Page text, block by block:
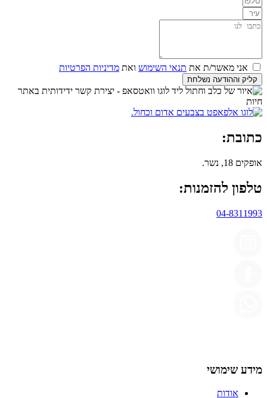
אני מאשר/ת את תנאי השימוש ואת מדיניות הפרטיות
קליק וההודעה נשלחת
כתובת:
אופקים 18, נשר.
טלפון להזמנות:
04-8311993
מידע שימושי
אודות